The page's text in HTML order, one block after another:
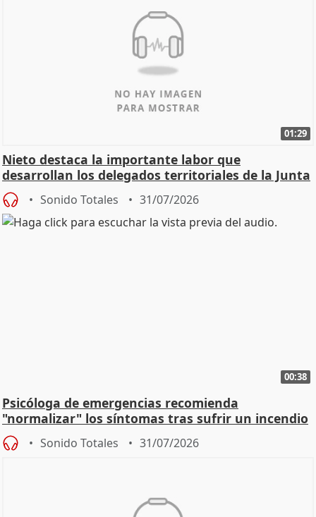
01:29
Nieto destaca la importante labor que
desarrollan los delegados territoriales de la Junta
Sonido Totales 31/07/2026
00:38
Psicóloga de emergencias recomienda
"normalizar" los síntomas tras sufrir un incendio
Sonido Totales 31/07/2026